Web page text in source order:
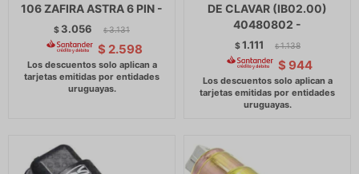
106 ZAFIRA ASTRA 6 PIN -
$ 3.056 $ 3.131
$ 2.598
DE CLAVAR (IB02.00)
40480802 -
$1.111 $ 1.138
$ 944